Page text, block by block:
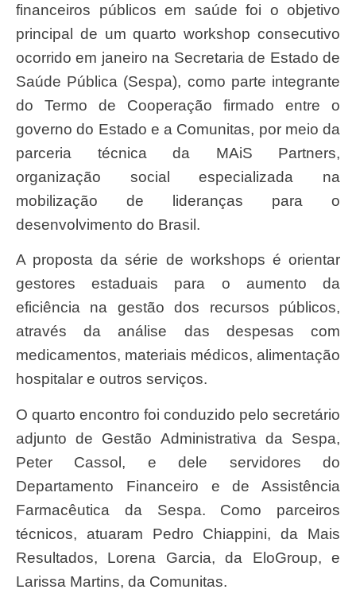
financeiros públicos em saúde foi o objetivo
principal de um quarto workshop consecutivo
ocorrido em janeiro na Secretaria de Estado de
Saúde Pública (Sespa), como parte integrante
do Termo de Cooperação firmado entre o
governo do Estado e a Comunitas, por meio da
parceria técnica da MAiS Partners,
organização social especializada na
mobilização de lideranças para o
desenvolvimento do Brasil.
A proposta da série de workshops é orientar
gestores estaduais para o aumento da
eficiência na gestão dos recursos públicos,
através da análise das despesas com
medicamentos, materiais médicos, alimentação
hospitalar e outros serviços.
O quarto encontro foi conduzido pelo secretário
adjunto de Gestão Administrativa da Sespa,
Peter Cassol, e dele servidores do
Departamento Financeiro e de Assistência
Farmacêutica da Sespa. Como parceiros
técnicos, atuaram Pedro Chiappini, da Mais
Resultados, Lorena Garcia, da EloGroup, e
Larissa Martins, da Comunitas.